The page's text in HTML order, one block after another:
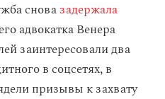
сновазадержала
адвокатка Венера
заинтересовали два
в соцсетях, в
призывы к захвату